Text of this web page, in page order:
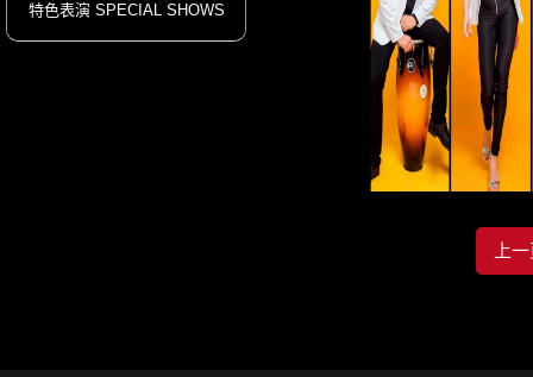
特色表演 SPECIAL SHOWS
Colombian
上